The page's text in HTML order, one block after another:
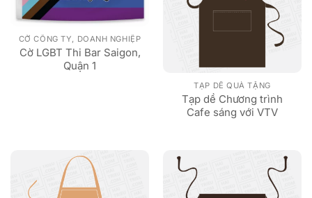
CỜ CÔNG TY, DOANH NGHIỆP
Cờ LGBT Thi Bar Saigon,
Quận 1
TẠP DỀ QUÀ TẶNG
Tạp dề Chương trình
Cafe sáng với VTV